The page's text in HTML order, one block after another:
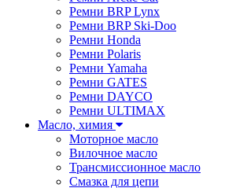
Ремни BRP Lynx
Ремни BRP Ski-Doo
Ремни Honda
Ремни Polaris
Ремни Yamaha
Ремни GATES
Ремни DAYCO
Ремни ULTIMAX
Масло, химия
Моторное масло
Вилочное масло
Трансмиссионное масло
Смазка для цепи